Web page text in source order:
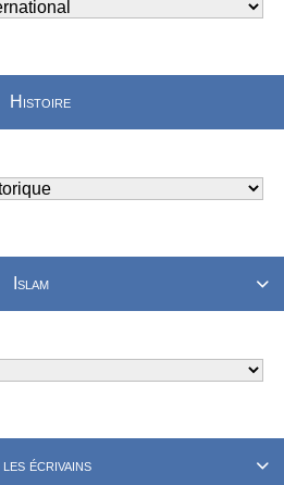
Histoire

Islam

écrivains